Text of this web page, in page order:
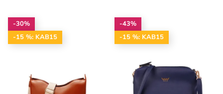
-30%
-15 %: KAB15
-43%
-15 %: KAB15